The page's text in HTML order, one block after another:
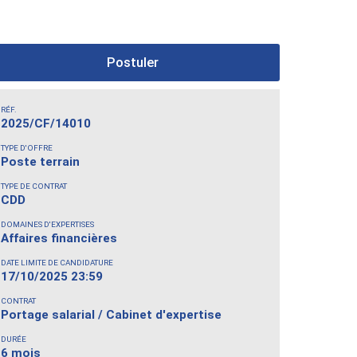
Postuler
RÉF.
2025/CF/14010
TYPE D'OFFRE
Poste terrain
TYPE DE CONTRAT
CDD
DOMAINES D'EXPERTISES
Affaires financières
DATE LIMITE DE CANDIDATURE
17/10/2025 23:59
CONTRAT
Portage salarial / Cabinet d'expertise
DURÉE
6 mois